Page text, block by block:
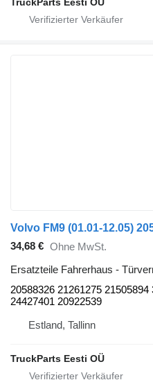
34,68 € Ohne MwSt.
Ersatzteile Fahrerhaus -
20588326 21261275 21505894
24427401 20922539
Estland, Tallinn
TruckParts Eesti OÜ